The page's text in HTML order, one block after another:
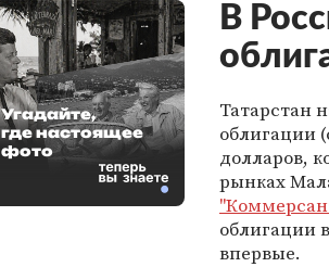
В
Татарстан
облигации
долларов,
рынках
облигации
впервые.
Угадайте,
где настоящее
фото